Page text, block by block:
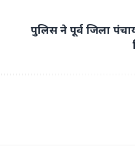
पुलिस ने पूर्व जिला